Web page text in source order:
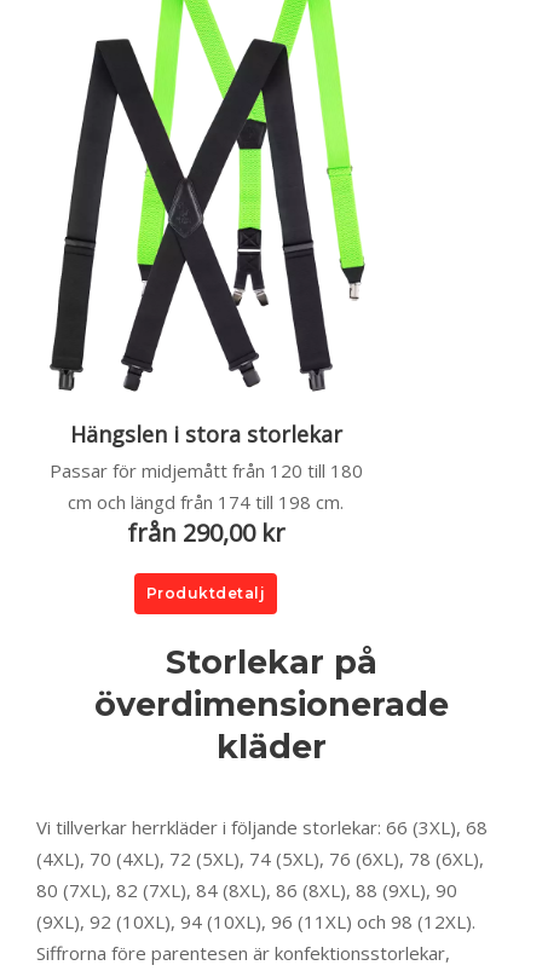
Hängslen i stora storlekar
Passar för midjemått från 120 till 180
cm och längd från 174 till 198 cm.
från 290,00 kr
Produktdetalj
Storlekar på
överdimensionerade
kläder
Vi tillverkar herrkläder i följande storlekar: 66 (3XL), 68
(4XL), 70 (4XL), 72 (5XL), 74 (5XL), 76 (6XL), 78 (6XL),
80 (7XL), 82 (7XL), 84 (8XL), 86 (8XL), 88 (9XL), 90
(9XL), 92 (10XL), 94 (10XL), 96 (11XL) och 98 (12XL).
Siffrorna före parentesen är konfektionsstorlekar,